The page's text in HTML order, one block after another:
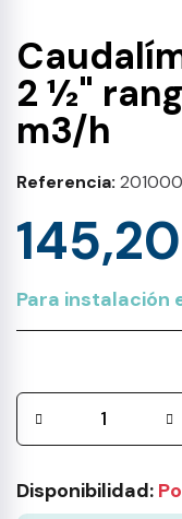
2 ½"
m3/h
Referencia
Para instalación
Disponibilidad: